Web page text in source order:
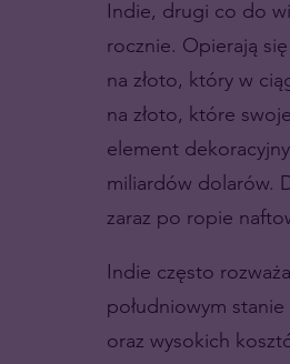
Indie, drugi co do
rocznie. Opierają
na złoto, który w
na złoto, które
element
miliardów dolarów.
zaraz po ropie
Indie często
południowym
oraz wysokich